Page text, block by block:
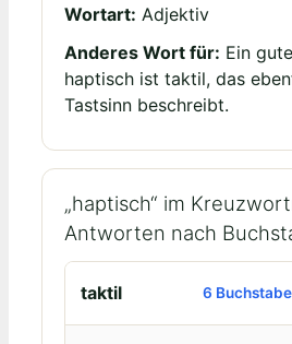
Wortart: Adjektiv
Anderes Wort für: Ein
haptisch ist taktil, das
Tastsinn beschreibt.
„haptisch“ im
Antworten nach
taktil 6